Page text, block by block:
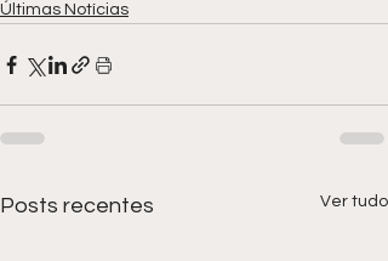
Últimas Notícias
Posts recentes Ver tudo